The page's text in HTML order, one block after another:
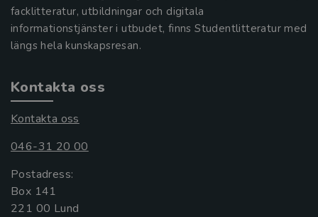
facklitteratur, utbildningar och digitala
informationstjänster i utbudet, finns Studentlitteratur med
längs hela kunskapsresan.
Kontakta oss
Kontakta oss
046-31 20 00
Postadress:
Box 141
221 00 Lund